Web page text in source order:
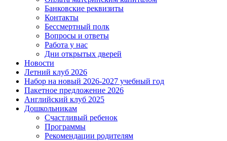
Банковские реквизиты
Контакты
Бессмертный полк
Вопросы и ответы
Работа у нас
Дни открытых дверей
Новости
Летний клуб 2026
Набор на новый 2026-2027 учебный год
Пакетное предложение 2026
Английский клуб 2025
Дошкольникам
Счастливый ребенок
Программы
Рекомендации родителям